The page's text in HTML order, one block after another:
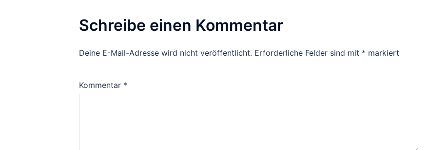
Schreibe einen Kommentar
Deine E-Mail-Adresse wird nicht veröffentlicht. Erforderliche Felder sind mit * markiert
Kommentar *